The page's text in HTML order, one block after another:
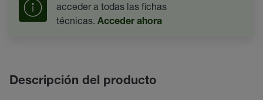
acceder a todas las fichas
técnicas. Acceder ahora
Descripción del producto